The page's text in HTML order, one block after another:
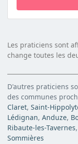
Les praticiens sont
change toutes les
D'autres praticiens
des communes
Claret, Saint-
Lédignan, Anduze,
Ribaute-les-Tavernes,
Sommières